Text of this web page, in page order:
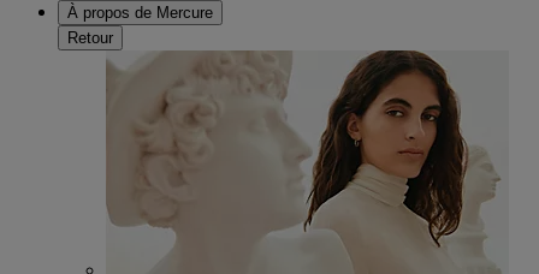
À propos de Mercure
Retour